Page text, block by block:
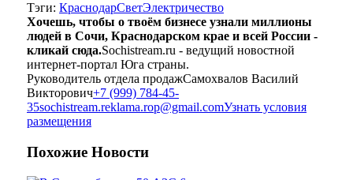
Тэги: КраснодарСветЭлектричество
Хочешь, чтобы о твоём бизнесе узнали миллионы
людей в Сочи, Краснодарском крае и всей России -
кликай сюда.Sochistream.ru - ведущий новостной
интернет-портал Юга страны.
Руководитель отдела продажСамохвалов Василий
Викторович+7 (999) 784-45-
35sochistream.reklama.rop@gmail.comУзнать условия
размещения
Похожие Новости